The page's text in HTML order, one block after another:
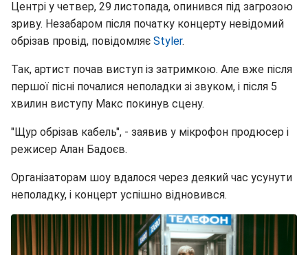
Центрі у четвер, 29 листопада, опинився під загрозою
зриву. Незабаром після початку концерту невідомий
обрізав провід, повідомляє Styler.
Так, артист почав виступ із затримкою. Але вже після
першої пісні почалися неполадки зі звуком, і після 5
хвилин виступу Макс покинув сцену.
"Щур обрізав кабель", - заявив у мікрофон продюсер і
режисер Алан Бадоєв.
Організаторам шоу вдалося через деякий час усунути
неполадку, і концерт успішно відновився.